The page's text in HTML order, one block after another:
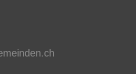
m nd n ch